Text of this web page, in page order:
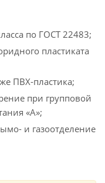
по ГОСТ 22483;
пластиката
ПВХ-пластика;
при групповой
«А»;
и газоотделение